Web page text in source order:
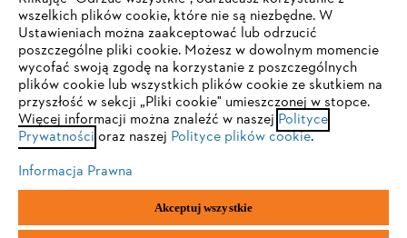
Serwis
Polityka prywatności Wskazówki prawne Cookies
Informacje prawne
"ANDREAS STIHL" SP. Z O.O. z siedzibą w Sadach, 62-080 Tarnowo
OBSŁUGIWANA
Korzystasz z przeglądarki, której jeszcze nie obsługujemy. W
celu optymalnego korzystania z naszej strony zalecamy
przejście do jednej z następujących przeglądarek:
Firefox Chrome
wszelkich plików cookie, które nie są niezbędne. W
Ustawieniach można zaakceptować lub odrzucić
poszczególne pliki cookie. Możesz w dowolnym momencie
wycofać swoją zgodę na korzystanie z poszczególnych
plików cookie lub wszystkich plików cookie ze skutkiem na
przyszłość w sekcji „Pliki cookie" umieszczonej w stopce.
Więcej informacji można znaleźć w naszej Polityce
Prywatności oraz naszej Polityce plików cookie.
Informacja Prawna
Akceptuj wszystkie